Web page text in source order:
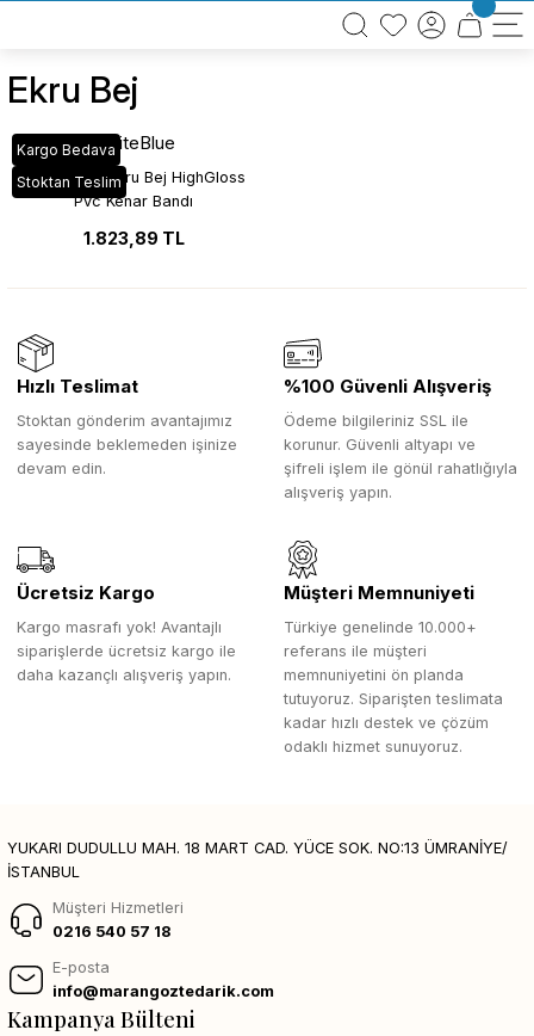
BÜTÜN ALIŞVERİŞLERİNİZDE KARGO BEDAVA!
TÜRKİYE GENELİNDE 10.000 MÜŞTERİ REFERANSI
Ekru Bej
Kargo Bedava
Stoktan Teslim
WhiteBlue
U_ACR 723 Ekru Bej HighGloss
Pvc Kenar Bandı
1.823,89 TL
Hızlı Teslimat
Stoktan gönderim avantajımız
sayesinde beklemeden işinize
devam edin.
%100 Güvenli Alışveriş
Ödeme bilgileriniz SSL ile
korunur. Güvenli altyapı ve
şifreli işlem ile gönül rahatlığıyla
alışveriş yapın.
Ücretsiz Kargo
Kargo masrafı yok! Avantajlı
siparişlerde ücretsiz kargo ile
daha kazançlı alışveriş yapın.
Müşteri Memnuniyeti
Türkiye genelinde 10.000+
referans ile müşteri
memnuniyetini ön planda
tutuyoruz. Siparişten teslimata
kadar hızlı destek ve çözüm
odaklı hizmet sunuyoruz.
YUKARI DUDULLU MAH. 18 MART CAD. YÜCE SOK. NO:13 ÜMRANİYE/
İSTANBUL
Müşteri Hizmetleri
0216 540 57 18
E-posta
info@marangoztedarik.com
Kampanya Bülteni